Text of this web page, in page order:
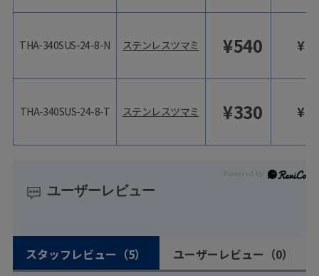
THA-340SUS-24-8-N
THA-340SUS-24-8-T
ステンレスツマミ ¥540 ¥
ステンレスツマミ ¥330 ¥
ユーザーレビュー
スタッフレビュー （5） ユーザーレビュー （0）